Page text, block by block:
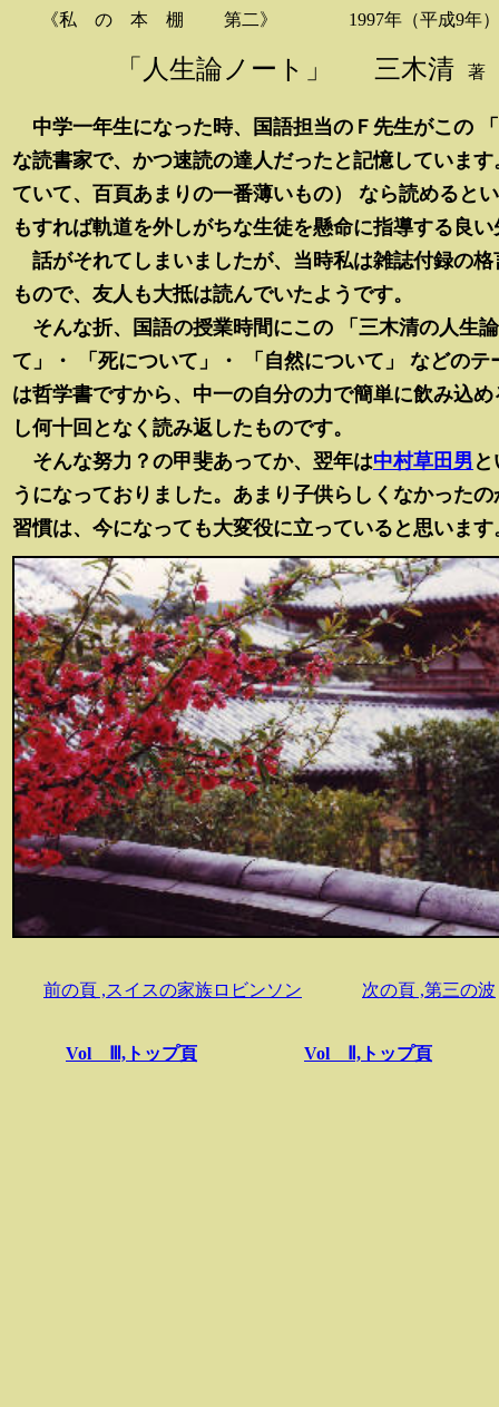
《私 の 本 棚 第二》 1997年（平成9年
「人生論ノート」 三木清 著
中学一年生になった時、国語担当のＦ先生がこの 「
な読書家で、かつ速読の達人だったと記憶していま
ていて、百頁あまりの一番薄いもの） なら読めると
もすれば軌道を外しがちな生徒を懸命に指導する良
話がそれてしまいましたが、当時私は雑誌付録の
もので、友人も大抵は読んでいたようです。
そんな折、国語の授業時間にこの 「三木清の人生
て」・ 「死について」・ 「自然について」 などの
は哲学書ですから、中一の自分の力で簡単に飲み込
し何十回となく読み返したものです。
そんな努力？の甲斐あってか、翌年は中村草田男
うになっておりました。あまり子供らしくなかった
習慣は、今になっても大変役に立っていると思います
前の頁 ,スイスの家族ロビンソン 次の頁 ,第三の波
Vol Ⅲ,トップ頁 Vol Ⅱ,トップ頁